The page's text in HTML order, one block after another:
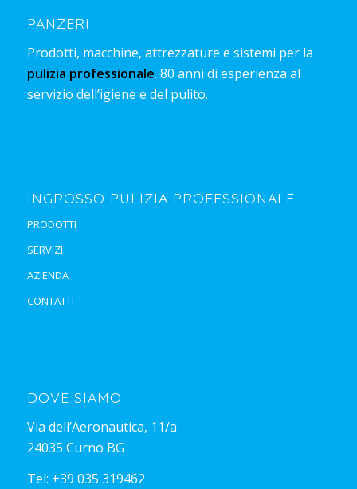
PANZERI
Prodotti, macchine, attrezzature e sistemi per la
pulizia professionale. 80 anni di esperienza al
servizio dell’igiene e del pulito.
INGROSSO PULIZIA PROFESSIONALE
PRODOTTI
SERVIZI
AZIENDA
CONTATTI
DOVE SIAMO
Via dell’Aeronautica, 11/a
24035 Curno BG
Tel: +39 035 319462